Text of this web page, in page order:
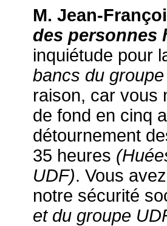
M. Jean-
des personnes
inquiétude pour
bancs du
raison, car vous
de fond en cinq
détournement
35 heures
UDF). Vous
notre sécurité
et du groupe